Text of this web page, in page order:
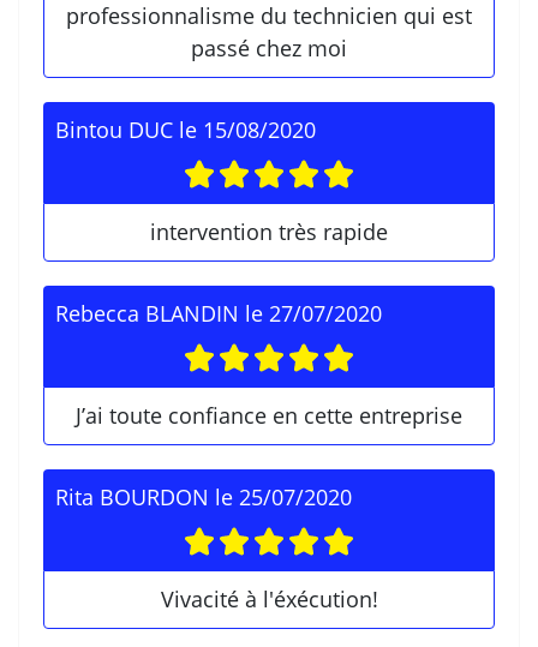
professionnalisme du technicien qui est
passé chez moi
Bintou DUC le 15/08/2020
intervention très rapide
Rebecca BLANDIN le 27/07/2020
J’ai toute confiance en cette entreprise
Rita BOURDON le 25/07/2020
Vivacité à l'éxécution!